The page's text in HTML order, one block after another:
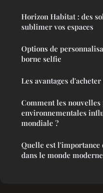
Horizon Habitat : des
sublimer vos espaces
Options de
borne selfie
Les avantages
Comment les
environnementales
mondiale ?
Quelle est l'importance
dans le monde